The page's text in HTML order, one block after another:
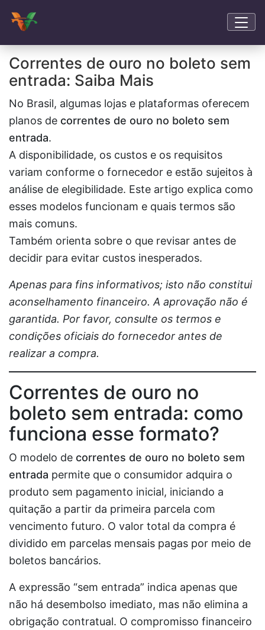
Correntes de ouro no boleto sem
entrada: Saiba Mais
No Brasil, algumas lojas e plataformas oferecem
planos de correntes de ouro no boleto sem
entrada.
A disponibilidade, os custos e os requisitos
variam conforme o fornecedor e estão sujeitos à
análise de elegibilidade. Este artigo explica como
esses modelos funcionam e quais termos são
mais comuns.
Também orienta sobre o que revisar antes de
decidir para evitar custos inesperados.
Apenas para fins informativos; isto não constitui
aconselhamento financeiro. A aprovação não é
garantida. Por favor, consulte os termos e
condições oficiais do fornecedor antes de
realizar a compra.
Correntes de ouro no
boleto sem entrada: como
funciona esse formato?
O modelo de correntes de ouro no boleto sem
entrada permite que o consumidor adquira o
produto sem pagamento inicial, iniciando a
quitação a partir da primeira parcela com
vencimento futuro. O valor total da compra é
dividido em parcelas mensais pagas por meio de
boletos bancários.
A expressão “sem entrada” indica apenas que
não há desembolso imediato, mas não elimina a
obrigação contratual. O compromisso financeiro